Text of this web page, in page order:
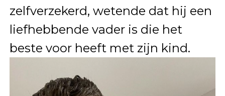
zelfverzekerd, wetende dat hij een
liefhebbende vader is die het
beste voor heeft met zijn kind.